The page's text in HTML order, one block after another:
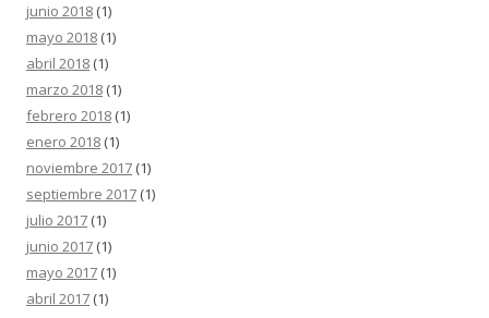
junio 2018 (1)
mayo 2018 (1)
abril 2018 (1)
marzo 2018 (1)
febrero 2018 (1)
enero 2018 (1)
noviembre 2017 (1)
septiembre 2017 (1)
julio 2017 (1)
junio 2017 (1)
mayo 2017 (1)
abril 2017 (1)